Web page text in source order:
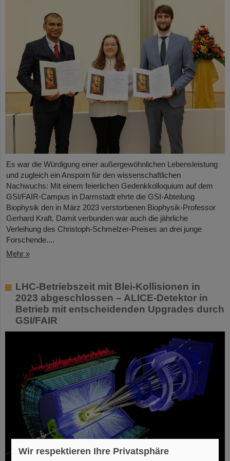
Es war die Würdigung einer außergewöhnlichen Lebensleistung
und zugleich ein Ansporn für den wissenschaftlichen
Nachwuchs: Mit einem feierlichen Gedenkkolloquium auf dem
GSI/FAIR-Campus in Darmstadt ehrte die GSI-Abteilung
Biophysik den in März 2023 verstorbenen Biophysik-Professor
Gerhard Kraft. Damit verbunden war auch die jährliche
Verleihung des Christoph-Schmelzer-Preises an drei junge
Forschende....
Mehr »
LHC-Betriebszeit mit Blei-Kollisionen in
2023 abgeschlossen – ALICE-Detektor in
Betrieb mit entscheidenden Upgrades durch
GSI/FAIR
Wir respektieren Ihre Privatsphäre